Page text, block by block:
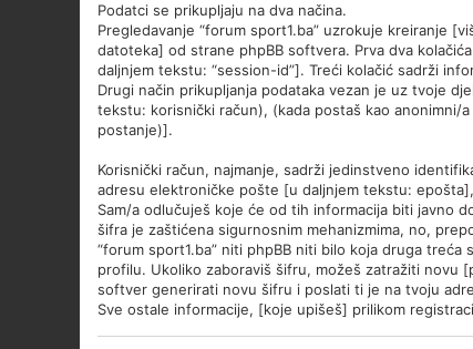
Podatci se prikupljaju na dva načina.
Pregledavanje “forum sport1.ba” uzrokuje kreiranje
datoteka] od strane phpBB softvera. Prva dva
daljnjem tekstu: “session-id”]. Treći kolačić sadrži
Drugi način prikupljanja podataka vezan je uz tvoje
tekstu: korisnički račun), (kada postaš kao
postanje)].
Korisnički račun, najmanje, sadrži jedinstveno
adresu elektroničke pošte [u daljnjem tekstu:
Sam/a odlučuješ koje će od tih informacija biti javno
šifra je zaštićena sigurnosnim mehanizmima, no,
“forum sport1.ba” niti phpBB niti bilo koja druga
profilu. Ukoliko zaboraviš šifru, možeš zatražiti novu
softver generirati novu šifru i poslati ti je na tvoju
Sve ostale informacije, [koje upišeš] prilikom